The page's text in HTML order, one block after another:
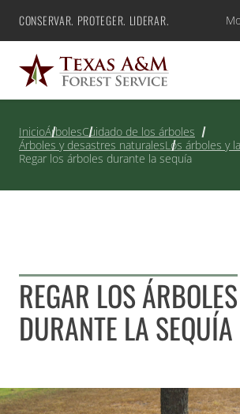
Saltar
contenido
Texas A&M Forest Service
CONSERVAR. PROTEGER. LIDERAR.
InicioÁrbolesCuidado de los árboles
Árboles y desastres naturalesLos árboles y
Regar los árboles durante la sequía
REGAR LOS ÁRBOLES
DURANTE LA SEQUÍA